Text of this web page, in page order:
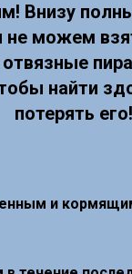
Внизу
не можем
найти
потерять его!
и